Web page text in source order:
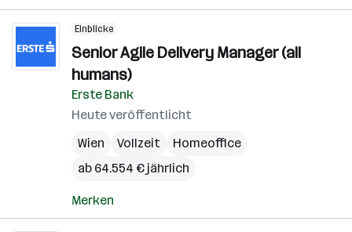
Einblicke
Senior Agile Delivery Manager (all
humans)
Erste Bank
Heute veröffentlicht
Wien
Vollzeit
Homeoffice
ab 64.554 € jährlich
Merken